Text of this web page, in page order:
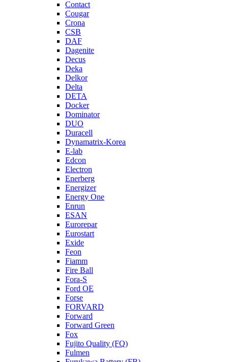
Contact
Cougar
Crona
CSB
DAF
Dagenite
Decus
Deka
Delkor
Delta
DETA
Docker
Dominator
DUO
Duracell
Dynamatrix-Korea
E-lab
Edcon
Electron
Enerberg
Energizer
Energy One
Enrun
ESAN
Eurorepar
Eurostart
Exide
Feon
Fiamm
Fire Ball
Fora-S
Ford OE
Forse
FORVARD
Forward
Forward Green
Fox
Fujito Quality (FQ)
Fulmen